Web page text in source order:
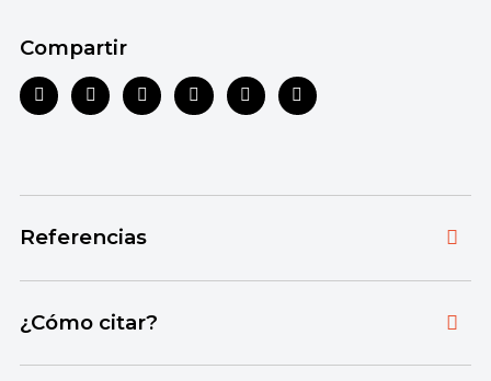
Compartir
Referencias
Toda la información que ofrecemos está
autorizadas y actualizadas, que aseguran un
¿Cómo citar?